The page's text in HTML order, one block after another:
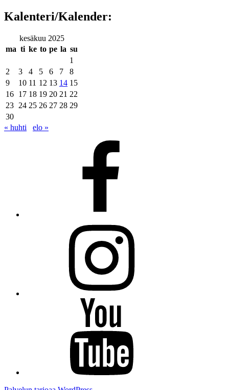
Kalenteri/Kalender:
kesäkuu 2025
ma ti ke to pe la su
1
2
3 4 5 6 7
8
9
10 11 12 13 14 15
16 17 18 19 20 21 22
23 24 25 26 27 28 29
30
« huhti
elo »